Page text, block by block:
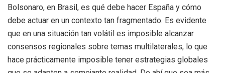
Bolsonaro, en Brasil, es qué debe hacer España y cómo
debe actuar en un contexto tan fragmentado. Es evidente
que en una situación tan volátil es imposible alcanzar
consensos regionales sobre temas multilaterales, lo que
hace prácticamente imposible tener estrategias globales